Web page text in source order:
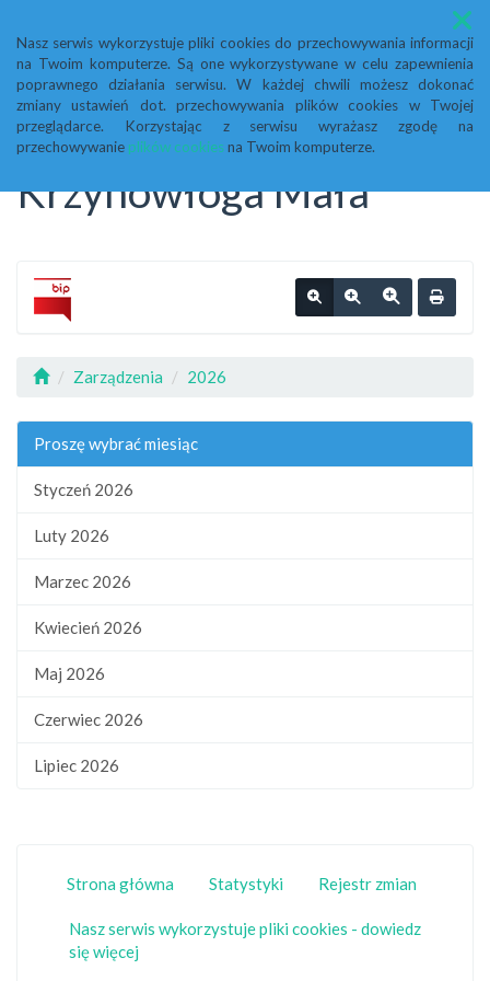
Nasz serwis wykorzystuje pliki cookies do przechowywania informacji
na Twoim komputerze. Są one wykorzystywane w celu zapewnienia
poprawnego działania serwisu. W każdej chwili możesz dokonać
zmiany ustawień dot. przechowywania plików cookies w Twojej
przeglądarce. Korzystając z serwisu wyrażasz zgodę na
przechowywanie plików cookiesna Twoim komputerze.
Menu
Biuletyn Informacji
Publicznej Urząd Gminy
Krzynowłoga Mała
Zarządzenia 2026
Proszę wybrać miesiąc
Styczeń 2026
Luty 2026
Marzec 2026
Kwiecień 2026
Maj 2026
Czerwiec 2026
Lipiec 2026
Strona główna Statystyki Rejestr zmian
Nasz serwis wykorzystuje pliki cookies - dowiedz
się więcej